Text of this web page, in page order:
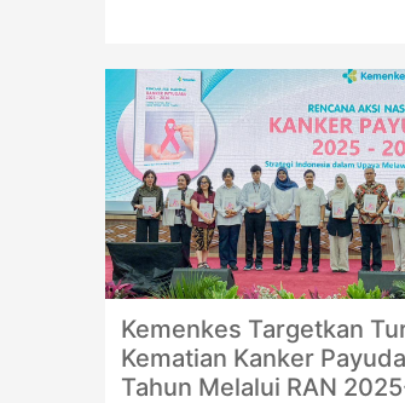
Kemenkes Targetkan
Kematian Kanker
Tahun Melalui RAN